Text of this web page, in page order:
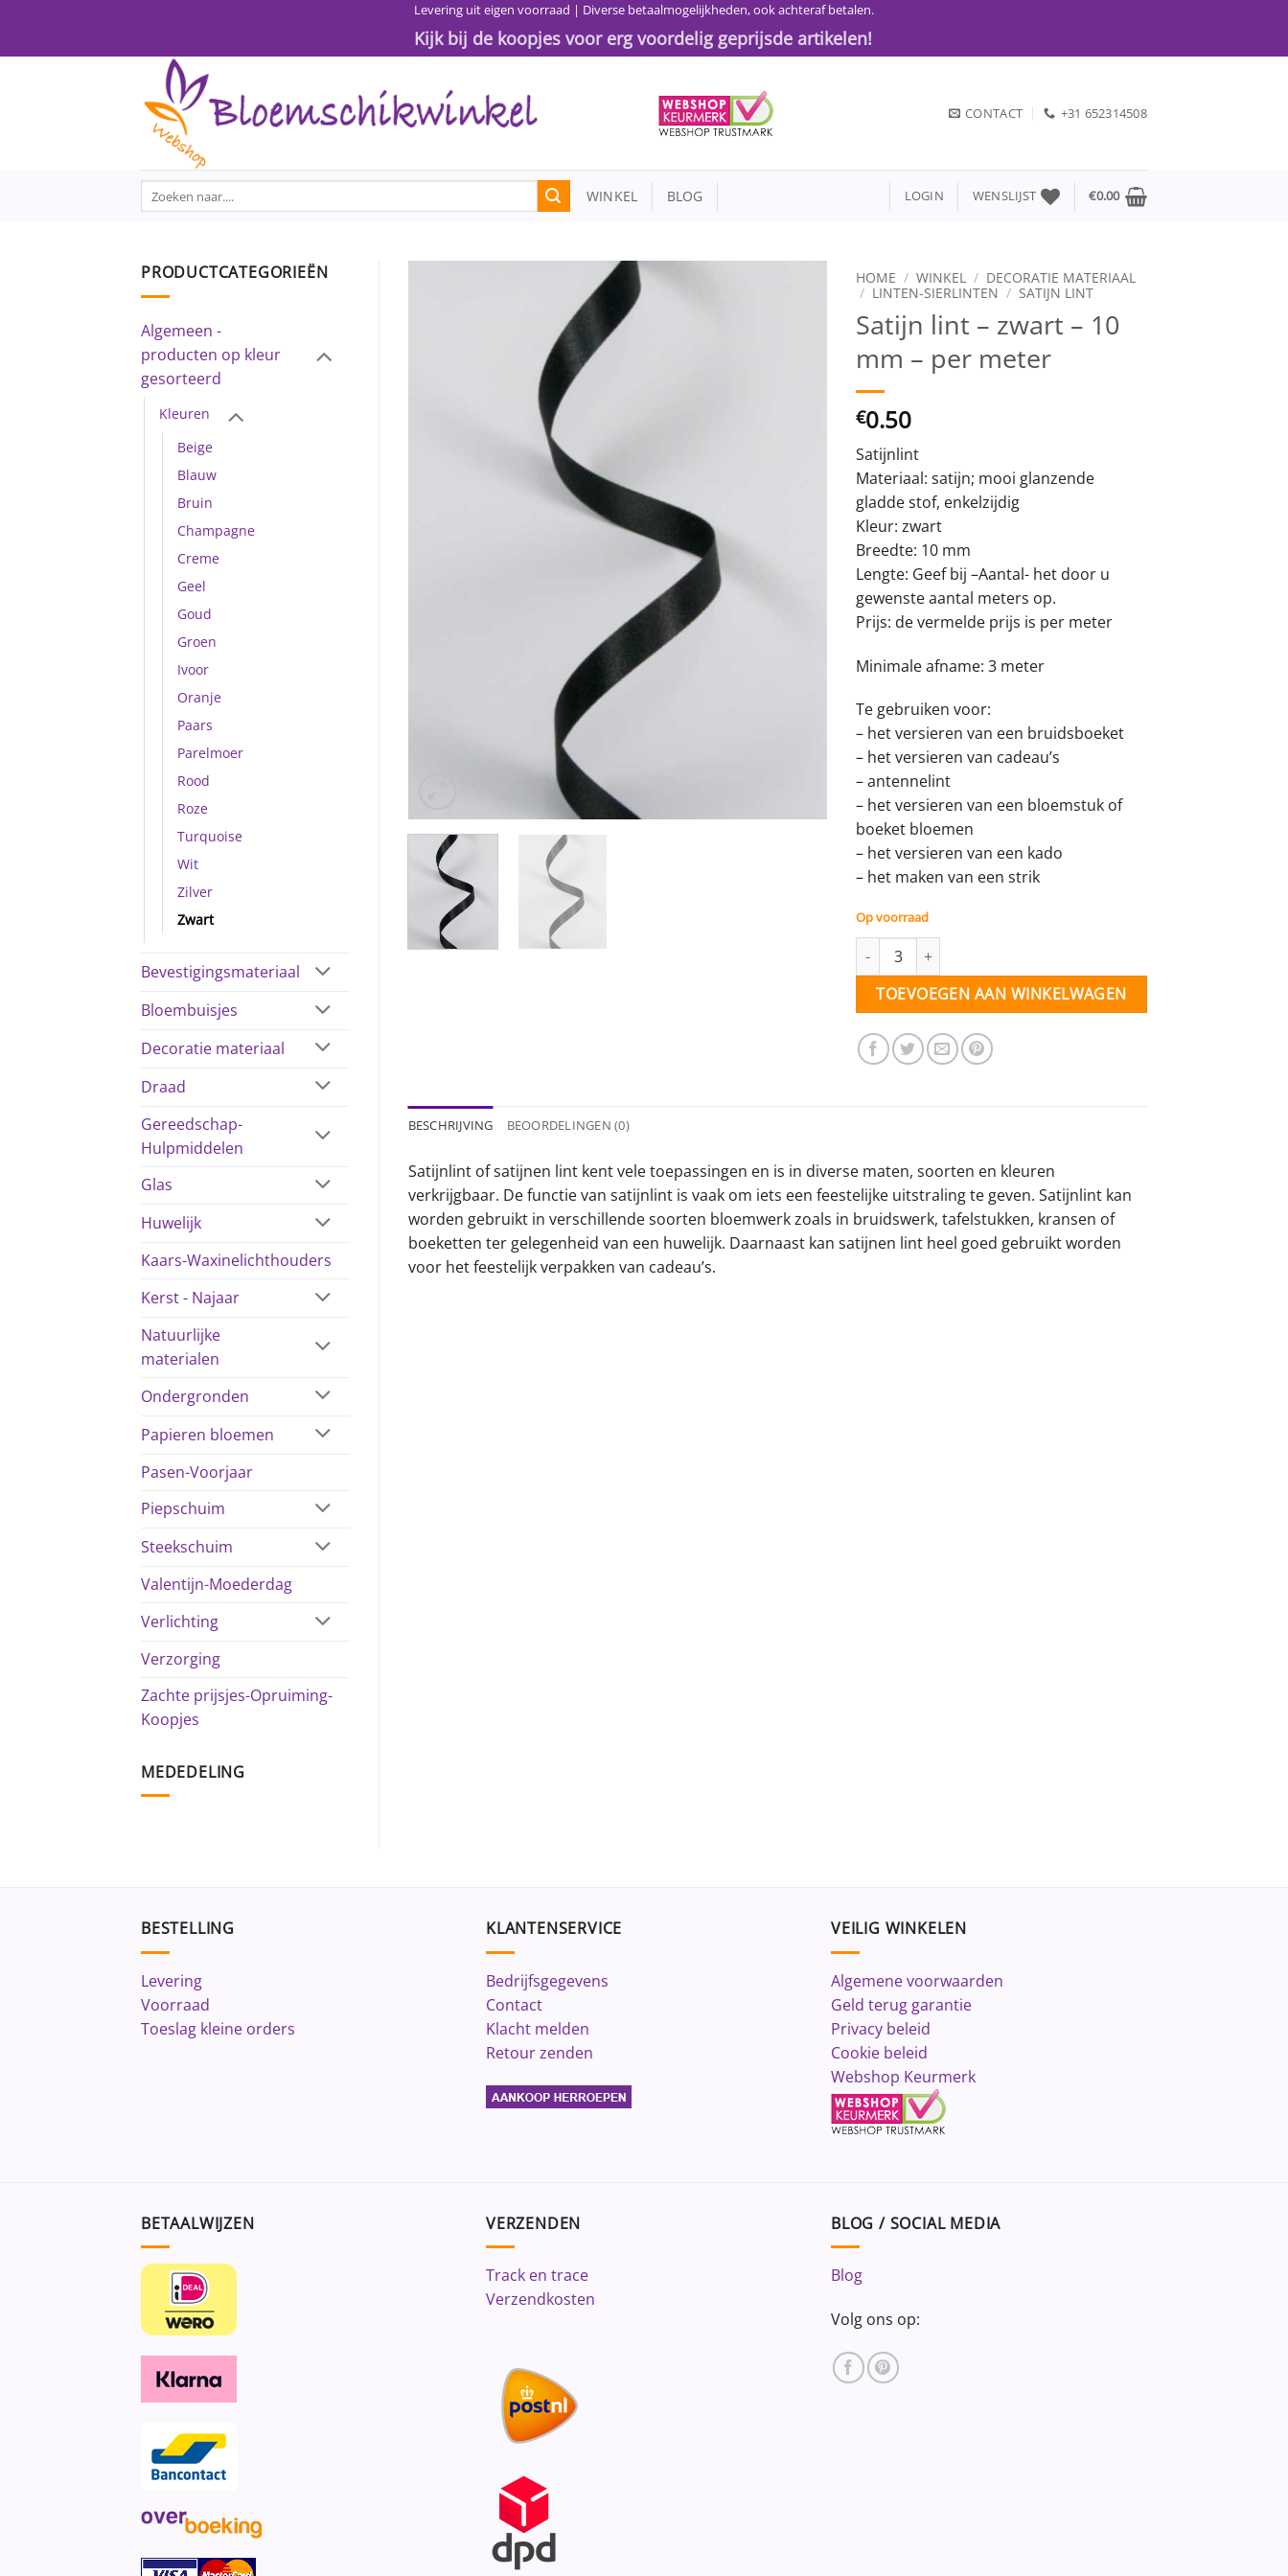
inhoud
Levering uit eigen voorraad | Diverse betaalmogelijkheden, ook achteraf betalen.
Kijk bij de koopjes voor erg voordelig geprijsde artikelen!
CONTACT +31 652314508
Zoeken
naar:
WINKEL BLOG LOGIN WENSLIJST €0.00
PRODUCTCATEGORIEËN
Algemeen -
producten op kleur
gesorteerd
Kleuren
Beige
Blauw
Bruin
Champagne
Creme
Geel
Goud
Groen
Ivoor
Oranje
Paars
Parelmoer
Rood
Roze
Turquoise
Wit
Zilver
Zwart
Bevestigingsmateriaal
Bloembuisjes
Decoratie materiaal
Draad
Gereedschap-
Hulpmiddelen
Glas
Huwelijk
Kaars-Waxinelichthouders
Kerst - Najaar
Natuurlijke
materialen
Ondergronden
Papieren bloemen
Pasen-Voorjaar
Piepschuim
Steekschuim
Valentijn-Moederdag
Verlichting
Verzorging
Zachte prijsjes-Opruiming-
Koopjes
MEDEDELING
HOME / WINKEL / DECORATIE MATERIAAL
/ LINTEN-SIERLINTEN / SATIJN LINT
Satijn lint – zwart – 10
mm – per meter
€0.50
Satijnlint
Materiaal: satijn; mooi glanzende
gladde stof, enkelzijdig
Kleur: zwart
Breedte: 10 mm
Lengte: Geef bij –Aantal- het door u
gewenste aantal meters op.
Prijs: de vermelde prijs is per meter
Minimale afname: 3 meter
Te gebruiken voor:
– het versieren van een bruidsboeket
– het versieren van cadeau’s
– antennelint
– het versieren van een bloemstuk of
boeket bloemen
– het versieren van een kado
– het maken van een strik
Op voorraad
Satijn lint - zwart - 10 mm - per meter aantal
TOEVOEGEN AAN WINKELWAGEN
BESCHRIJVING BEOORDELINGEN (0)
Satijnlint of satijnen lint kent vele toepassingen en is in diverse maten, soorten en kleuren
verkrijgbaar. De functie van satijnlint is vaak om iets een feestelijke uitstraling te geven. Satijnlint kan
worden gebruikt in verschillende soorten bloemwerk zoals in bruidswerk, tafelstukken, kransen of
boeketten ter gelegenheid van een huwelijk. Daarnaast kan satijnen lint heel goed gebruikt worden
voor het feestelijk verpakken van cadeau’s.
BESTELLING
Levering
Voorraad
Toeslag kleine orders
KLANTENSERVICE
Bedrijfsgegevens
Contact
Klacht melden
Retour zenden
VEILIG WINKELEN
Algemene voorwaarden
Geld terug garantie
Privacy beleid
Cookie beleid
Webshop Keurmerk
BETAALWIJZEN VERZENDEN
Track en trace
Verzendkosten
BLOG / SOCIAL MEDIA
Blog
Volg ons op: